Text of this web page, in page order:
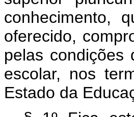
conhecimento,
oferecido,
pelas condições
escolar, nos
Estado da